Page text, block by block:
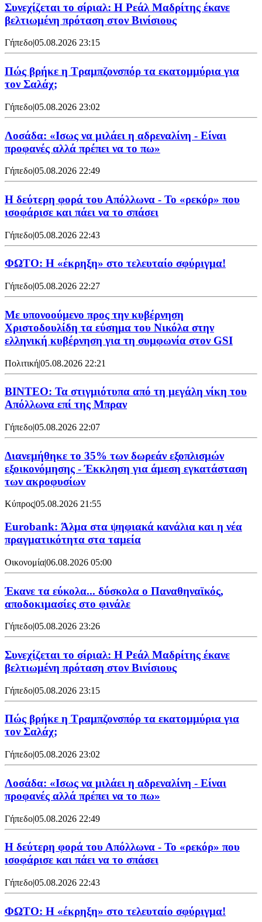
Συνεχίζεται το σίριαλ: Η Ρεάλ Μαδρίτης έκανε
βελτιωμένη πρόταση στον Βινίσιους
Γήπεδο|05.08.2026 23:15
Πώς βρήκε η Τραμπζονσπόρ τα εκατομμύρια για
τον Σαλάχ;
Γήπεδο|05.08.2026 23:02
Λοσάδα: «Ισως να μιλάει η αδρεναλίνη - Είναι
προφανές αλλά πρέπει να το πω»
Γήπεδο|05.08.2026 22:49
Η δεύτερη φορά του Απόλλωνα - Το «ρεκόρ» που
ισοφάρισε και πάει να το σπάσει
Γήπεδο|05.08.2026 22:43
ΦΩΤΟ: Η «έκρηξη» στο τελευταίο σφύριγμα!
Γήπεδο|05.08.2026 22:27
Με υπονοούμενο προς την κυβέρνηση
Χριστοδουλίδη τα εύσημα του Νικόλα στην
ελληνική κυβέρνηση για τη συμφωνία στον GSI
Πολιτική|05.08.2026 22:21
ΒΙΝΤΕΟ: Τα στιγμιότυπα από τη μεγάλη νίκη του
Απόλλωνα επί της Μπραν
Γήπεδο|05.08.2026 22:07
Διανεμήθηκε το 35% των δωρεάν εξοπλισμών
εξοικονόμησης - Έκκληση για άμεση εγκατάσταση
των ακροφυσίων
Κύπρος|05.08.2026 21:55
Eurobank: Άλμα στα ψηφιακά κανάλια και η νέα
πραγματικότητα στα ταμεία
Οικονομία|06.08.2026 05:00
Έκανε τα εύκολα... δύσκολα ο Παναθηναϊκός,
αποδοκιμασίες στο φινάλε
Γήπεδο|05.08.2026 23:26
Συνεχίζεται το σίριαλ: Η Ρεάλ Μαδρίτης έκανε
βελτιωμένη πρόταση στον Βινίσιους
Γήπεδο|05.08.2026 23:15
Πώς βρήκε η Τραμπζονσπόρ τα εκατομμύρια για
τον Σαλάχ;
Γήπεδο|05.08.2026 23:02
Λοσάδα: «Ισως να μιλάει η αδρεναλίνη - Είναι
προφανές αλλά πρέπει να το πω»
Γήπεδο|05.08.2026 22:49
Η δεύτερη φορά του Απόλλωνα - Το «ρεκόρ» που
ισοφάρισε και πάει να το σπάσει
Γήπεδο|05.08.2026 22:43
ΦΩΤΟ: Η «έκρηξη» στο τελευταίο σφύριγμα!